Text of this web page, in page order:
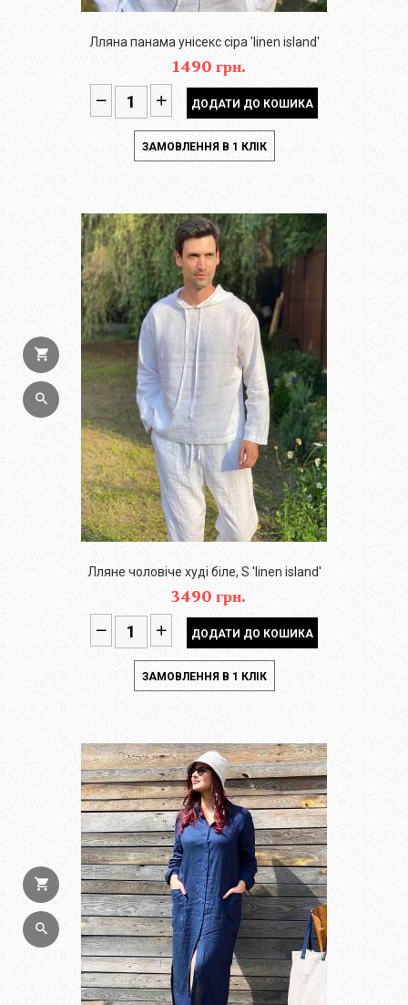
Лляна панама унісекс сіра 'linen island'
1490 грн.
Лляне чоловіче худі біле, S 'linen island'
3490 грн.